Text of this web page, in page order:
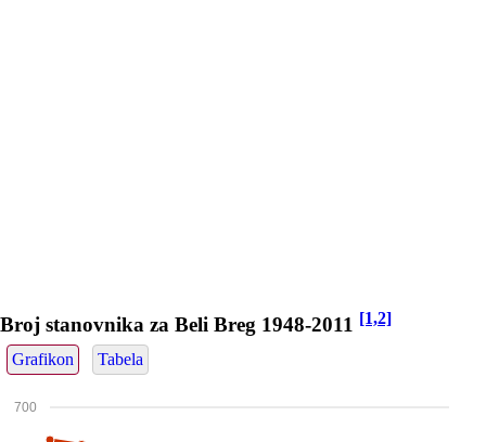
Broj stanovnika za Beli Breg 1948-2011 [1,2]
Grafikon Tabela
700